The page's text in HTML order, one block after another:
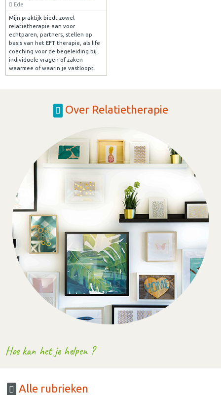
Ede
Mijn praktijk biedt zowel
relatietherapie aan voor
echtparen, partners, stellen op
basis van het EFT therapie, als life
coaching voor de begeleiding bij
individuele vragen of zaken
waarmee of waarin je vastloopt.
Over Relatietherapie
Hoe kan het je helpen ?
Alle rubrieken